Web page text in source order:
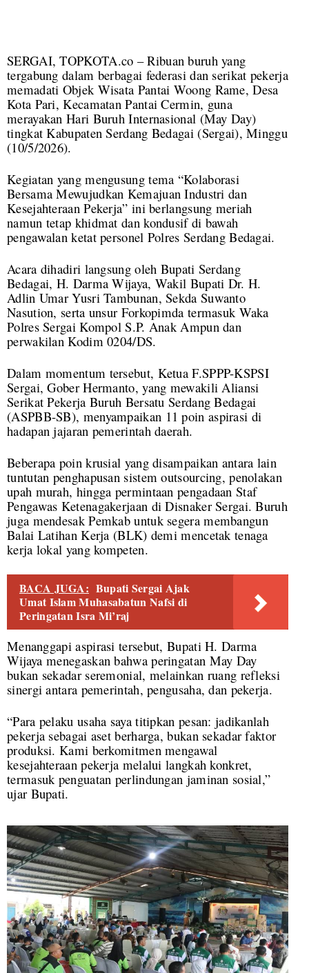
SERGAI, TOPKOTA.co – Ribuan buruh yang
tergabung dalam berbagai federasi dan serikat pekerja
memadati Objek Wisata Pantai Woong Rame, Desa
Kota Pari, Kecamatan Pantai Cermin, guna
merayakan Hari Buruh Internasional (May Day)
tingkat Kabupaten Serdang Bedagai (Sergai), Minggu
(10/5/2026).
Kegiatan yang mengusung tema “Kolaborasi
Bersama Mewujudkan Kemajuan Industri dan
Kesejahteraan Pekerja” ini berlangsung meriah
namun tetap khidmat dan kondusif di bawah
pengawalan ketat personel Polres Serdang Bedagai.
Acara dihadiri langsung oleh Bupati Serdang
Bedagai, H. Darma Wijaya, Wakil Bupati Dr. H.
Adlin Umar Yusri Tambunan, Sekda Suwanto
Nasution, serta unsur Forkopimda termasuk Waka
Polres Sergai Kompol S.P. Anak Ampun dan
perwakilan Kodim 0204/DS.
Dalam momentum tersebut, Ketua F.SPPP-KSPSI
Sergai, Gober Hermanto, yang mewakili Aliansi
Serikat Pekerja Buruh Bersatu Serdang Bedagai
(ASPBB-SB), menyampaikan 11 poin aspirasi di
hadapan jajaran pemerintah daerah.
Beberapa poin krusial yang disampaikan antara lain
tuntutan penghapusan sistem outsourcing, penolakan
upah murah, hingga permintaan pengadaan Staf
Pengawas Ketenagakerjaan di Disnaker Sergai. Buruh
juga mendesak Pemkab untuk segera membangun
Balai Latihan Kerja (BLK) demi mencetak tenaga
kerja lokal yang kompeten.
BACA JUGA: Bupati Sergai Ajak
Umat Islam Muhasabatun Nafsi di
Peringatan Isra Mi’raj
Menanggapi aspirasi tersebut, Bupati H. Darma
Wijaya menegaskan bahwa peringatan May Day
bukan sekadar seremonial, melainkan ruang refleksi
sinergi antara pemerintah, pengusaha, dan pekerja.
“Para pelaku usaha saya titipkan pesan: jadikanlah
pekerja sebagai aset berharga, bukan sekadar faktor
produksi. Kami berkomitmen mengawal
kesejahteraan pekerja melalui langkah konkret,
termasuk penguatan perlindungan jaminan sosial,”
ujar Bupati.